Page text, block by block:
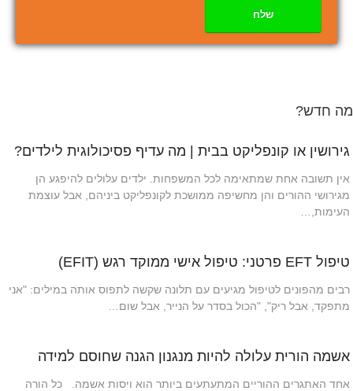
שלח
מה חדש?
גירושין או קונפליקט בבית | מה עדיף פסיכולוגית לילדים?
אין תשובה אחת שמתאימה לכל המשפחות. ילדים עלולים להיפגע הן
מגירושי ההורים והן מחשיפה ממושכת לקונפליקט ביניהם, אבל עוצמת
העימות,…
טיפול EFT פרטני: טיפול אישי ממוקד רגש (EFIT)
רבים מהפונים לטיפול מגיעים עם תלונה שקשה לתפוס אותה במילים: "אני
מתפקד, אבל ריק", "הכול בסדר על הנייר, אבל שום…
אשמה הורית עלולה להיות מנגנון הגנה שחוסם למידה
אחד האתגרים ההוריים המתעתעים ביותר הוא ויסות אשמה. כל הורה